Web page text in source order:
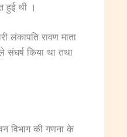
हुई थी ।
लंकापति रावण माता
किया था तथा
विभाग की गणना के